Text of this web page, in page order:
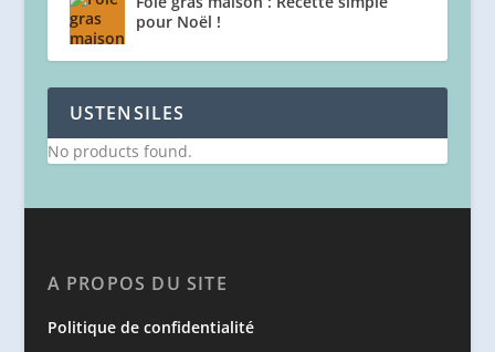
pour Noël !
USTENSILES
No products found.
A PROPOS DU SITE
Politique de confidentialité